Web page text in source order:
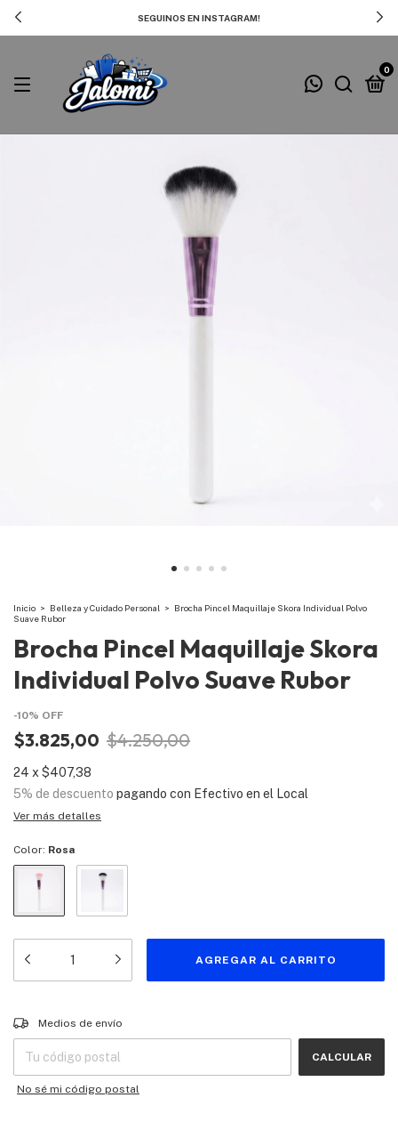
SEGUINOS EN INSTAGRAM!
0
Inicio > Belleza y Cuidado Personal > Brocha Pincel Maquillaje Skora Individual Polvo
Suave Rubor
Brocha Pincel Maquillaje Skora
Individual Polvo Suave Rubor
-10% OFF
$3.825,00 $4.250,00
24 x$407,38
5% de descuento pagando con Efectivo en el Local
Ver más detalles
Color: Rosa
Entregas para el CP:
Medios de envío
CALCULAR
No sé mi código postal